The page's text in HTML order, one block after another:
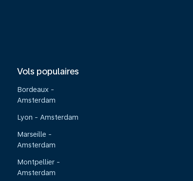
Vols populaires
Bordeaux -
Amsterdam
Lyon - Amsterdam
Marseille -
Amsterdam
Montpellier -
Amsterdam